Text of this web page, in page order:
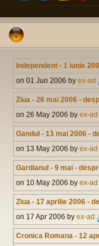
Independent - 1 iunie
on 01 Jun 2006 by ex-ad
Ziua - 26 mai 2006 -
on 26 May 2006 by ex-ad
Gandul - 13 mai 2006 -
on 13 May 2006 by ex-ad
Gardianul - 9 mai -
on 10 May 2006 by ex-ad
Ziua - 17 aprilie 2006 -
on 17 Apr 2006 by ex-ad
Cronica Romana - 12